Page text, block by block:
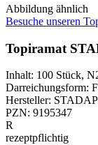
Abbildung ähnlich
Besuche unseren
Topiramat
Inhalt: 100 Stück,
Darreichungsform:
Hersteller:
PZN: 9195347
R
rezeptpflichtig